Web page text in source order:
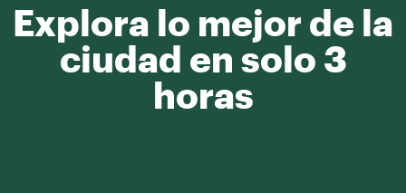
Explora lo mejor de la
ciudad en solo 3
horas